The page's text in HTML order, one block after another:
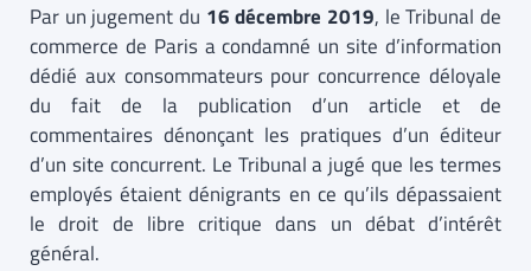
Par un jugement du 16 décembre 2019, le Tribunal de
commerce de Paris a condamné un site d’information
dédié aux consommateurs pour concurrence déloyale
du fait de la publication d’un article et de
commentaires dénonçant les pratiques d’un éditeur
d’un site concurrent. Le Tribunal a jugé que les termes
employés étaient dénigrants en ce qu’ils dépassaient
le droit de libre critique dans un débat d’intérêt
général.